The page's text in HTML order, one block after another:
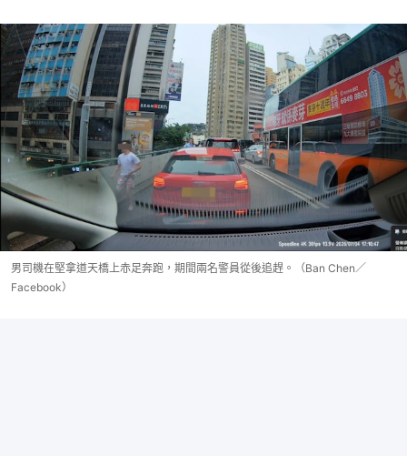
男司機在堅拿道天橋上赤足奔跑，期間兩名警員從後追趕。（Ban Chen／
Facebook）